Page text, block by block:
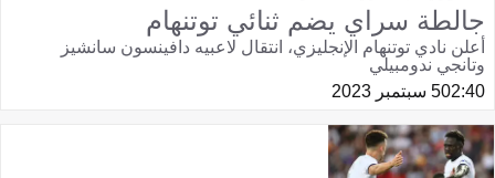
جالطة سراي يضم ثنائي توتنهام
أعلن نادي توتنهام الإنجليزي، انتقال لاعبيه دافينسون سانشيز
وتانجي ندومبيلي
02:405 سبتمبر 2023